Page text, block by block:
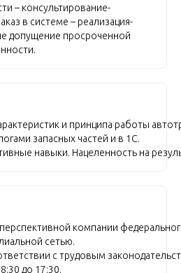
– консультирование-
в системе – реализация-
допущение просроченной
и принципа работы
запасных частей и в 1С.
навыки. Нацеленность на
компании
сетью.
с трудовым
до 17:30.